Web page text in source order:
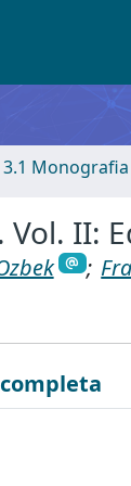
3.1
II:
;